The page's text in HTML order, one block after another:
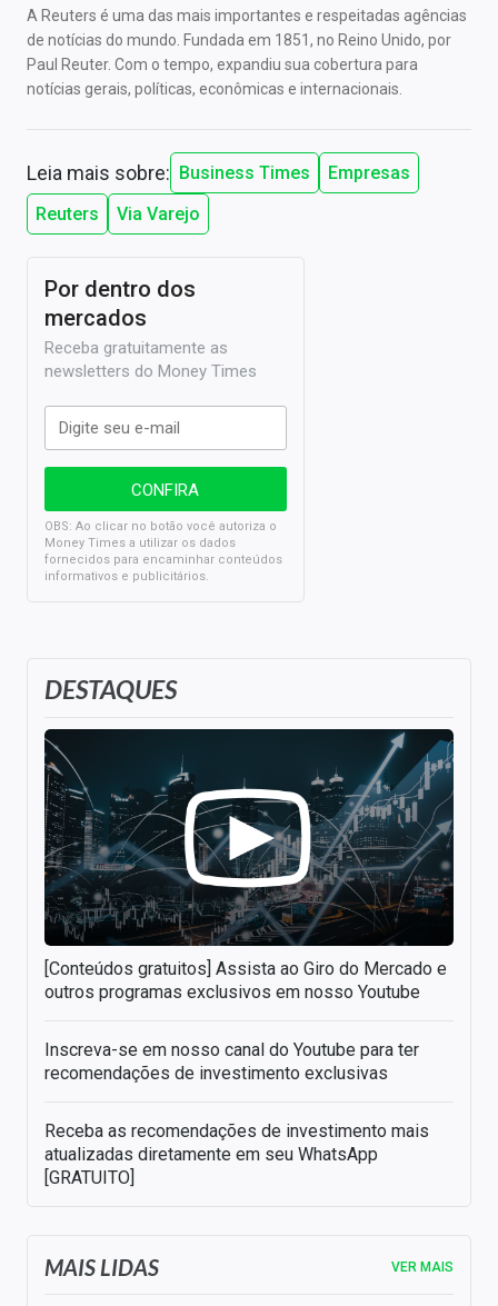
A Reuters é uma das mais importantes e respeitadas agências
de notícias do mundo. Fundada em 1851, no Reino Unido, por
Paul Reuter. Com o tempo, expandiu sua cobertura para
notícias gerais, políticas, econômicas e internacionais.
Leia mais sobre: Business Times
Empresas
Reuters
Via Varejo
DESTAQUES
[Conteúdos gratuitos] Assista ao Giro do Mercado e
outros programas exclusivos em nosso Youtube
Inscreva-se em nosso canal do Youtube para ter
recomendações de investimento exclusivas
Receba as recomendações de investimento mais
atualizadas diretamente em seu WhatsApp
[GRATUITO]
Por dentro dos
mercados
Receba gratuitamente as
newsletters do Money Times
OBS: Ao clicar no botão você autoriza o
Money Times a utilizar os dados
fornecidos para encaminhar conteúdos
informativos e publicitários.
MAIS LIDAS VER MAIS